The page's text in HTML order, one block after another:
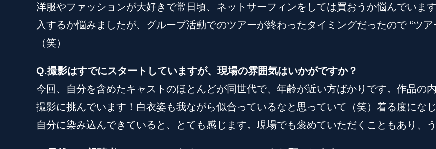
洋服やファッションが大好きで常日頃、ネットサーフィンをしては買おうか悩んでいま
入するか悩みましたが、グループ活動でのツアーが終わったタイミングだったので “ツ
（笑）
Q.撮影はすでにスタートしていますが、現場の雰囲気はいかがですか？
今回、自分を含めたキャストのほとんどが同世代で、年齢が近い方ばかりです。作品の
撮影に挑んでいます！白衣姿も我ながら似合っているなと思っていて（笑）着る度にな
自分に染み込んできていると、とても感じます。現場でも褒めていただくこともあり、う